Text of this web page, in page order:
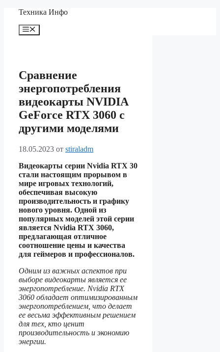
Перейти
содержимому
Техника Инфо
Меню
Сравнение
энергопотребления
видеокарты NVIDIA
GeForce RTX 3060 с
другими моделями
18.05.2023 от stiraladm
Видеокарты серии Nvidia RTX 30
стали настоящим прорывом в
мире игровых технологий,
обеспечивая высокую
производительность и графику
нового уровня. Одной из
популярных моделей этой серии
является Nvidia RTX 3060,
предлагающая отличное
соотношение цены и качества
для геймеров и профессионалов.
Одним из важных аспектов при
выборе видеокарты является ее
энергопотребление. Nvidia RTX
3060 обладает оптимизированным
энергопотреблением, что делает
ее весьма эффективным решением
для тех, кто ценит
производительность и экономию
энергии.